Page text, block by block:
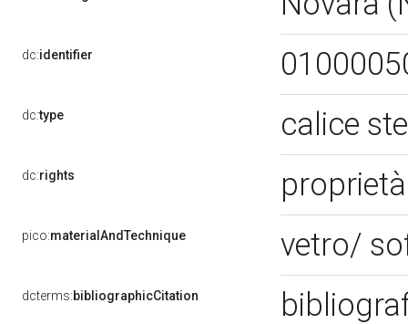
dc:identifier
dc:type calice
dc:rights
pico:materialAndTechnique vetro/
dcterms:bibliographicCitation